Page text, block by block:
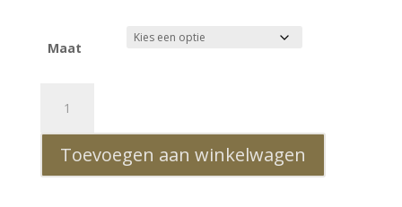
Maat
Heren
Jeans
Slim
Fit
Toevoegen aan winkelwagen